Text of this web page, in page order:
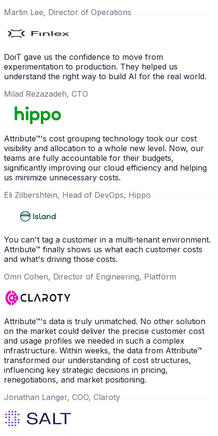
Martin Lee, Director of Operations
DoiT gave us the confidence to move from
experimentation to production. They helped us
understand the right way to build AI for the real world.
Milad Rezazadeh, CTO
Attribute™'s cost grouping technology took our cost
visibility and allocation to a whole new level. Now, our
teams are fully accountable for their budgets,
significantly improving our cloud efficiency and helping
us minimize unnecessary costs.
Eli Zilbershtein, Head of DevOps, Hippo
You can't tag a customer in a multi-tenant environment.
Attribute™ finally shows us what each customer costs
and what's driving those costs.
Omri Cohen, Director of Engineering, Platform
Attribute™'s data is truly unmatched. No other solution
on the market could deliver the precise customer cost
and usage profiles we needed in such a complex
infrastructure. Within weeks, the data from Attribute™
transformed our understanding of cost structures,
influencing key strategic decisions in pricing,
renegotiations, and market positioning.
Jonathan Langer, COO, Claroty